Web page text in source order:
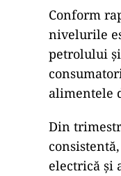
Conform
nivelurile
petrolului
alimentele
Din
electrică și